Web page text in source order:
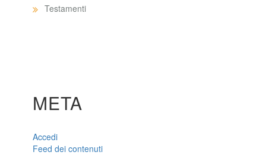
Testamenti
META
Accedi
Feed dei contenuti